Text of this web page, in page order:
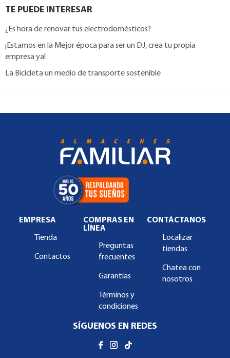
TE PUEDE INTERESAR
¿Es hora de renovar tus electrodomésticos?
¡Estamos en la Mejor época para ser un DJ, crea tu propia
empresa ya!
La Bicicleta un medio de transporte sostenible
EMPRESA
Tienda
Contactos
COMPRAS EN
LÍNEA
Preguntas
frecuentes
Garantías
Términos y
condiciones
CONTÁCTANOS
Localizar
tiendas
Chatea con
nosotros
SÍGUENOS EN REDES